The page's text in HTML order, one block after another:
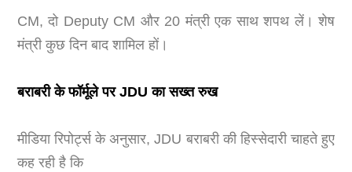
CM, दो Deputy CM और 20 मंत्री एक साथ शपथ लें। शेष
मंत्री कुछ दिन बाद शामिल हों।
बराबरी के फॉर्मूले पर JDU का सख्त रुख
मीडिया रिपोर्ट्स के अनुसार, JDU बराबरी की हिस्सेदारी चाहते हुए
कह रही है कि